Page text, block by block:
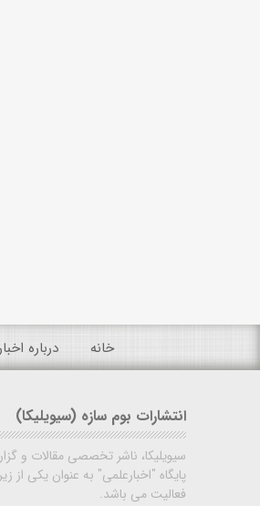
خانه درباره
انتشارات بوم سازه (سیویلیکا)
سیویلیکا، ناشر تخصصی مقالات و
پایگاه "اخبارعلمی" به عنوان یکی از
فعالیت می باشد.